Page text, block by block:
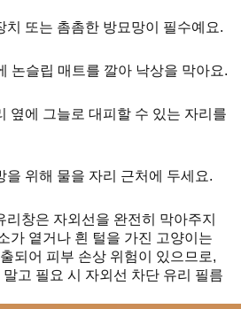
치 또는 촘촘한 방묘망이 필수예요.
논슬립 매트를 깔아 낙상을 막아요.
옆에 그늘로 대피할 수 있는 자리를
을 위해 물을 자리 근처에 두세요.
리창은 자외선을 완전히 막아주지
가 옅거나 흰 털을 가진 고양이는
되어 피부 손상 위험이 있으므로,
고 필요 시 자외선 차단 유리 필름